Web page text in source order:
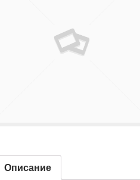
Описание